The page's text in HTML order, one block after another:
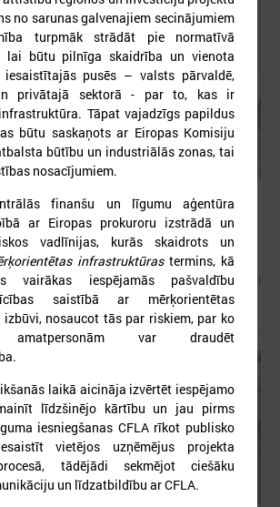
karte vienkopus parāda plašu un
par skolu tīklu Latvijā
vienkopus parāda plašu un detalizētu informāciju
no sarunas galvenajiem secinājumiem
turpmāk strādāt pie normatīvā
lai būtu pilnīga skaidrība un vienota
iesaistītajās pusēs – valsts pārvaldē,
privātajā sektorā - par to, kas ir
Tāpat vajadzīgs papildus
būtu saskaņots ar Eiropas Komisiju
būtību un industriālās zonas, tai
nosacījumiem.
finanšu un līgumu aģentūra
ar Eiropas prokuroru izstrādā un
vadlīnijas, kurās skaidrots un
infrastruktūrastermins, kā
vairākas iespējamās pašvaldību
saistībā ar mērķorientētas
nosaucot tās par riskiem, par ko
amatpersonām var draudēt
laikā aicināja izvērtēt iespējamo
līdzšinējo kārtību un jau pirms
iesniegšanas CFLA rīkot publisko
vietējos uzņēmējus projekta
tādējādi sekmējot ciešāku
un līdzatbildību ar CFLA.